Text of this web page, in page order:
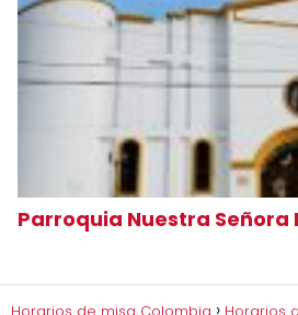
Parroquia Nuestra Señora
Horarios de misa Colombia Horarios